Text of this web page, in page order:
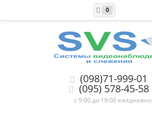
0
(098)71-999-01
(095) 578-45-58
с 9:00 до 19:00 ежедневно